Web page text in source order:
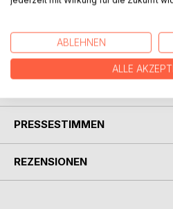
Nekromanten und
Dies alles steht in Verbindung
Meister Arion, welche das alles
PRESSESTIMMEN
REZENSIONEN
ABLEHNEN
ALLE